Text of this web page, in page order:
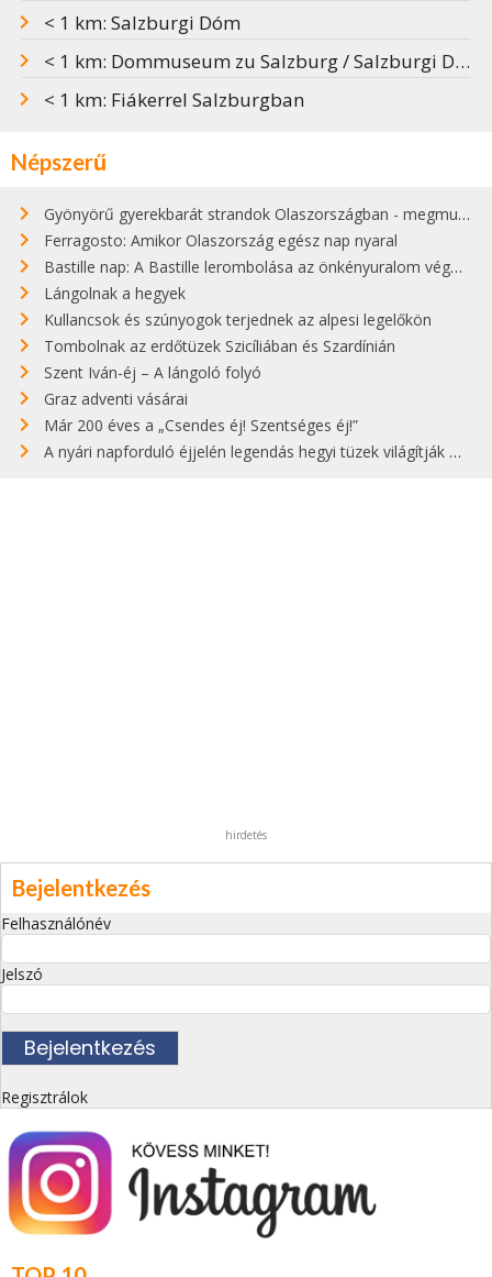
< 1 km: Salzburgi Dóm
< 1 km: Dommuseum zu Salzburg / Salzburgi Dóm Múzeuma
< 1 km: Fiákerrel Salzburgban
Népszerű
Gyönyörű gyerekbarát strandok Olaszországban - megmutatjuk a 15 legjobbat
Ferragosto: Amikor Olaszország egész nap nyaral
Bastille nap: A Bastille lerombolása az önkényuralom végét jelentette
Lángolnak a hegyek
Kullancsok és szúnyogok terjednek az alpesi legelőkön
Tombolnak az erdőtüzek Szicíliában és Szardínián
Szent Iván-éj – A lángoló folyó
Graz adventi vásárai
Már 200 éves a „Csendes éj! Szentséges éj!”
A nyári napforduló éjjelén legendás hegyi tüzek világítják meg Zugspitzét
hirdetés
Bejelentkezés
Felhasználónév
Jelszó
Regisztrálok